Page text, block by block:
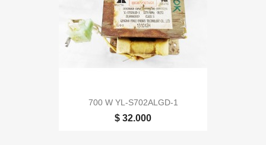
700 W YL-S702ALGD-1
$ 32.000